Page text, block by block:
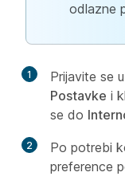
odlazne
1 Prijavite se u
Postavke i
se do
2
Po potrebi
preference